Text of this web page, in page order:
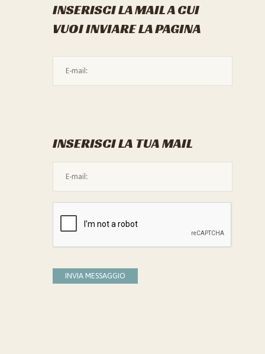
INSERISCI LA MAIL A CUI
VUOI INVIARE LA PAGINA
INSERISCI LA TUA MAIL
INVIA MESSAGGIO